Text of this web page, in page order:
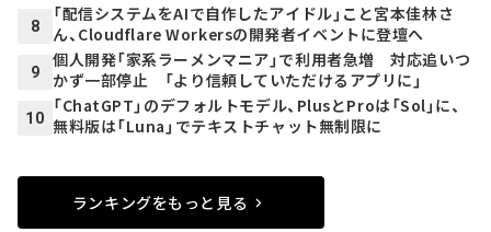
8
「配信システムをAIで自作したアイドル」こと宮本佳林さ
ん、Cloudflare Workersの開発者イベントに登壇へ
9
個人開発「家系ラーメンマニア」で利用者急増 対応追いつ
かず一部停止 「より信頼していただけるアプリに」
10
「ChatGPT」のデフォルトモデル、PlusとProは「Sol」に、
無料版は「Luna」でテキストチャット無制限に
ランキングをもっと見る